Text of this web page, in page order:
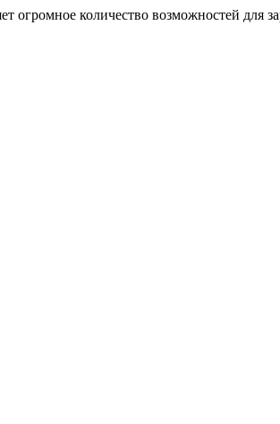
огромное количество возможностей